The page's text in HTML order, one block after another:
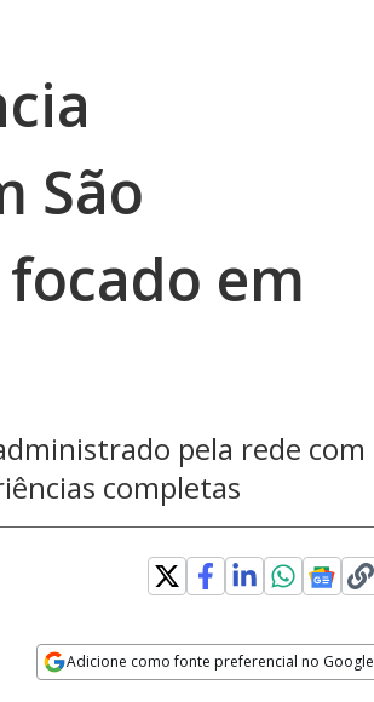
São
em
pela rede com
completas
Adicione como fonte preferencial no Google